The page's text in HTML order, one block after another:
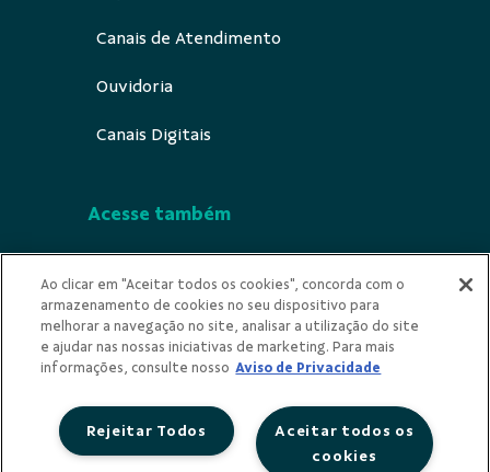
Canais de Atendimento
Ouvidoria
Canais Digitais
Acesse também
Indícios de Ilicitude
Privacidade
Ao clicar em "Aceitar todos os cookies", concorda com o
armazenamento de cookies no seu dispositivo para
melhorar a navegação no site, analisar a utilização do site
e ajudar nas nossas iniciativas de marketing. Para mais
informações, consulte nosso Aviso de Privacidade
Aceitar todos os
cookies
Rejeitar Todos